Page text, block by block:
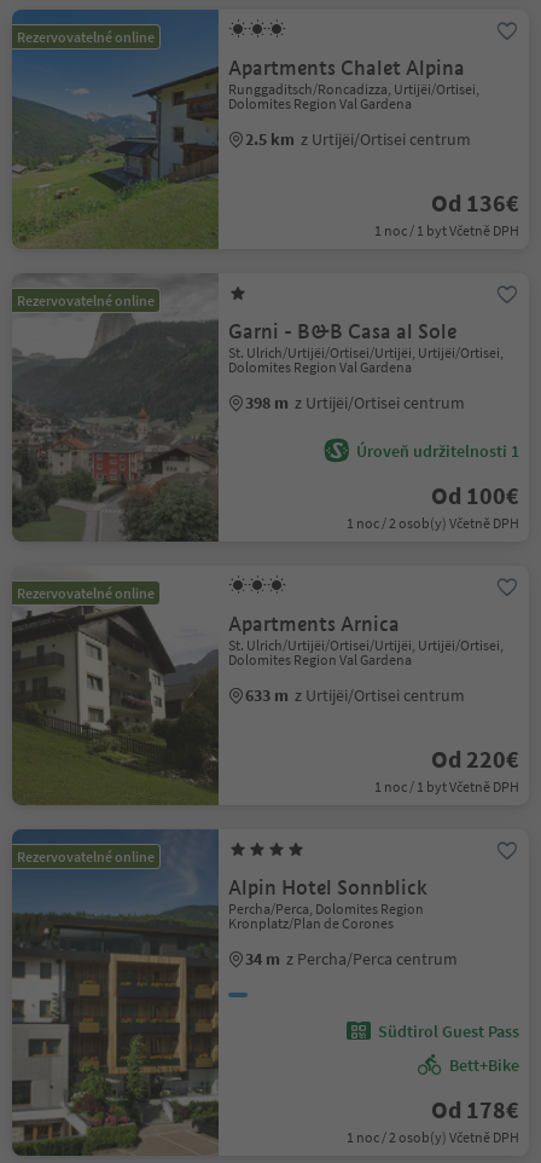
Rezervovatelné online
Apartments Chalet Alpina
Runggaditsch/Roncadizza, Urtijëi/Ortisei,
Dolomites Region Val Gardena
2.5 km z Urtijëi/Ortisei centrum
Od 136€
1 noc / 1 byt Včetně DPH
Rezervovatelné online
Garni - B&B Casa al Sole
St. Ulrich/Urtijëi/Ortisei/Urtijëi, Urtijëi/Ortisei,
Dolomites Region Val Gardena
398 m z Urtijëi/Ortisei centrum
Úroveň udržitelnosti 1
Od 100€
1 noc / 2 osob(y) Včetně DPH
Rezervovatelné online
Apartments Arnica
St. Ulrich/Urtijëi/Ortisei/Urtijëi, Urtijëi/Ortisei,
Dolomites Region Val Gardena
633 m z Urtijëi/Ortisei centrum
Od 220€
1 noc / 1 byt Včetně DPH
Rezervovatelné online
Alpin Hotel Sonnblick
Percha/Perca, Dolomites Region
Kronplatz/Plan de Corones
34 m z Percha/Perca centrum
Südtirol Guest Pass
Bett+Bike
Od 178€
1 noc / 2 osob(y) Včetně DPH